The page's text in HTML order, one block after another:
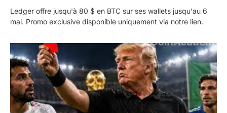
Ledger offre jusqu'à 80 $ en BTC sur ses wallets jusqu'au 6
mai. Promo exclusive disponible uniquement via notre lien.
Coupe du monde 2026 : Trump veut remplacer l’Iran